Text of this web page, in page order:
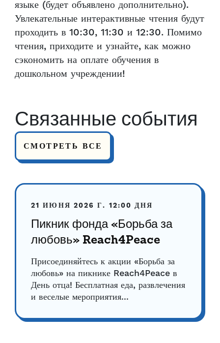
языке (будет объявлено дополнительно).
Увлекательные интерактивные чтения будут
проходить в 10:30, 11:30 и 12:30. Помимо
чтения, приходите и узнайте, как можно
сэкономить на оплате обучения в
дошкольном учреждении!
Связанные события
СМОТРЕТЬ ВСЕ
21 ИЮНЯ 2026 Г. 12:00 ДНЯ
Пикник фонда «Борьба за
любовь» Reach4Peace
Присоединяйтесь к акции «Борьба за
любовь» на пикнике Reach4Peace в
День отца! Бесплатная еда, развлечения
и веселые мероприятия...